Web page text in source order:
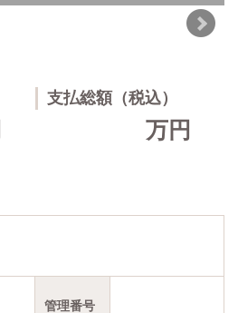
支払総額（税込）
万円
管理番号